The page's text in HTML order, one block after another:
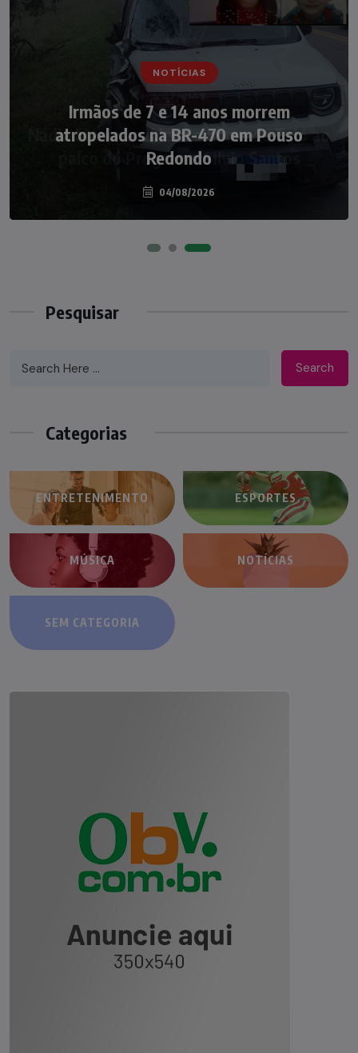
NOTÍCIAS
Irmãos de 7 e 14 anos morrem
atropelados na BR-470 em Pouso
Redondo
04/08/2026
NOTÍCIAS
Nádia Menegazzi leva o nome de Taió ao
palco do Programa Silvio Santos
07/08/2026
Pesquisar
Search
Categorias
ENTRETENIMENTO ESPORTES
MÚSICA NOTÍCIAS
SEM CATEGORIA